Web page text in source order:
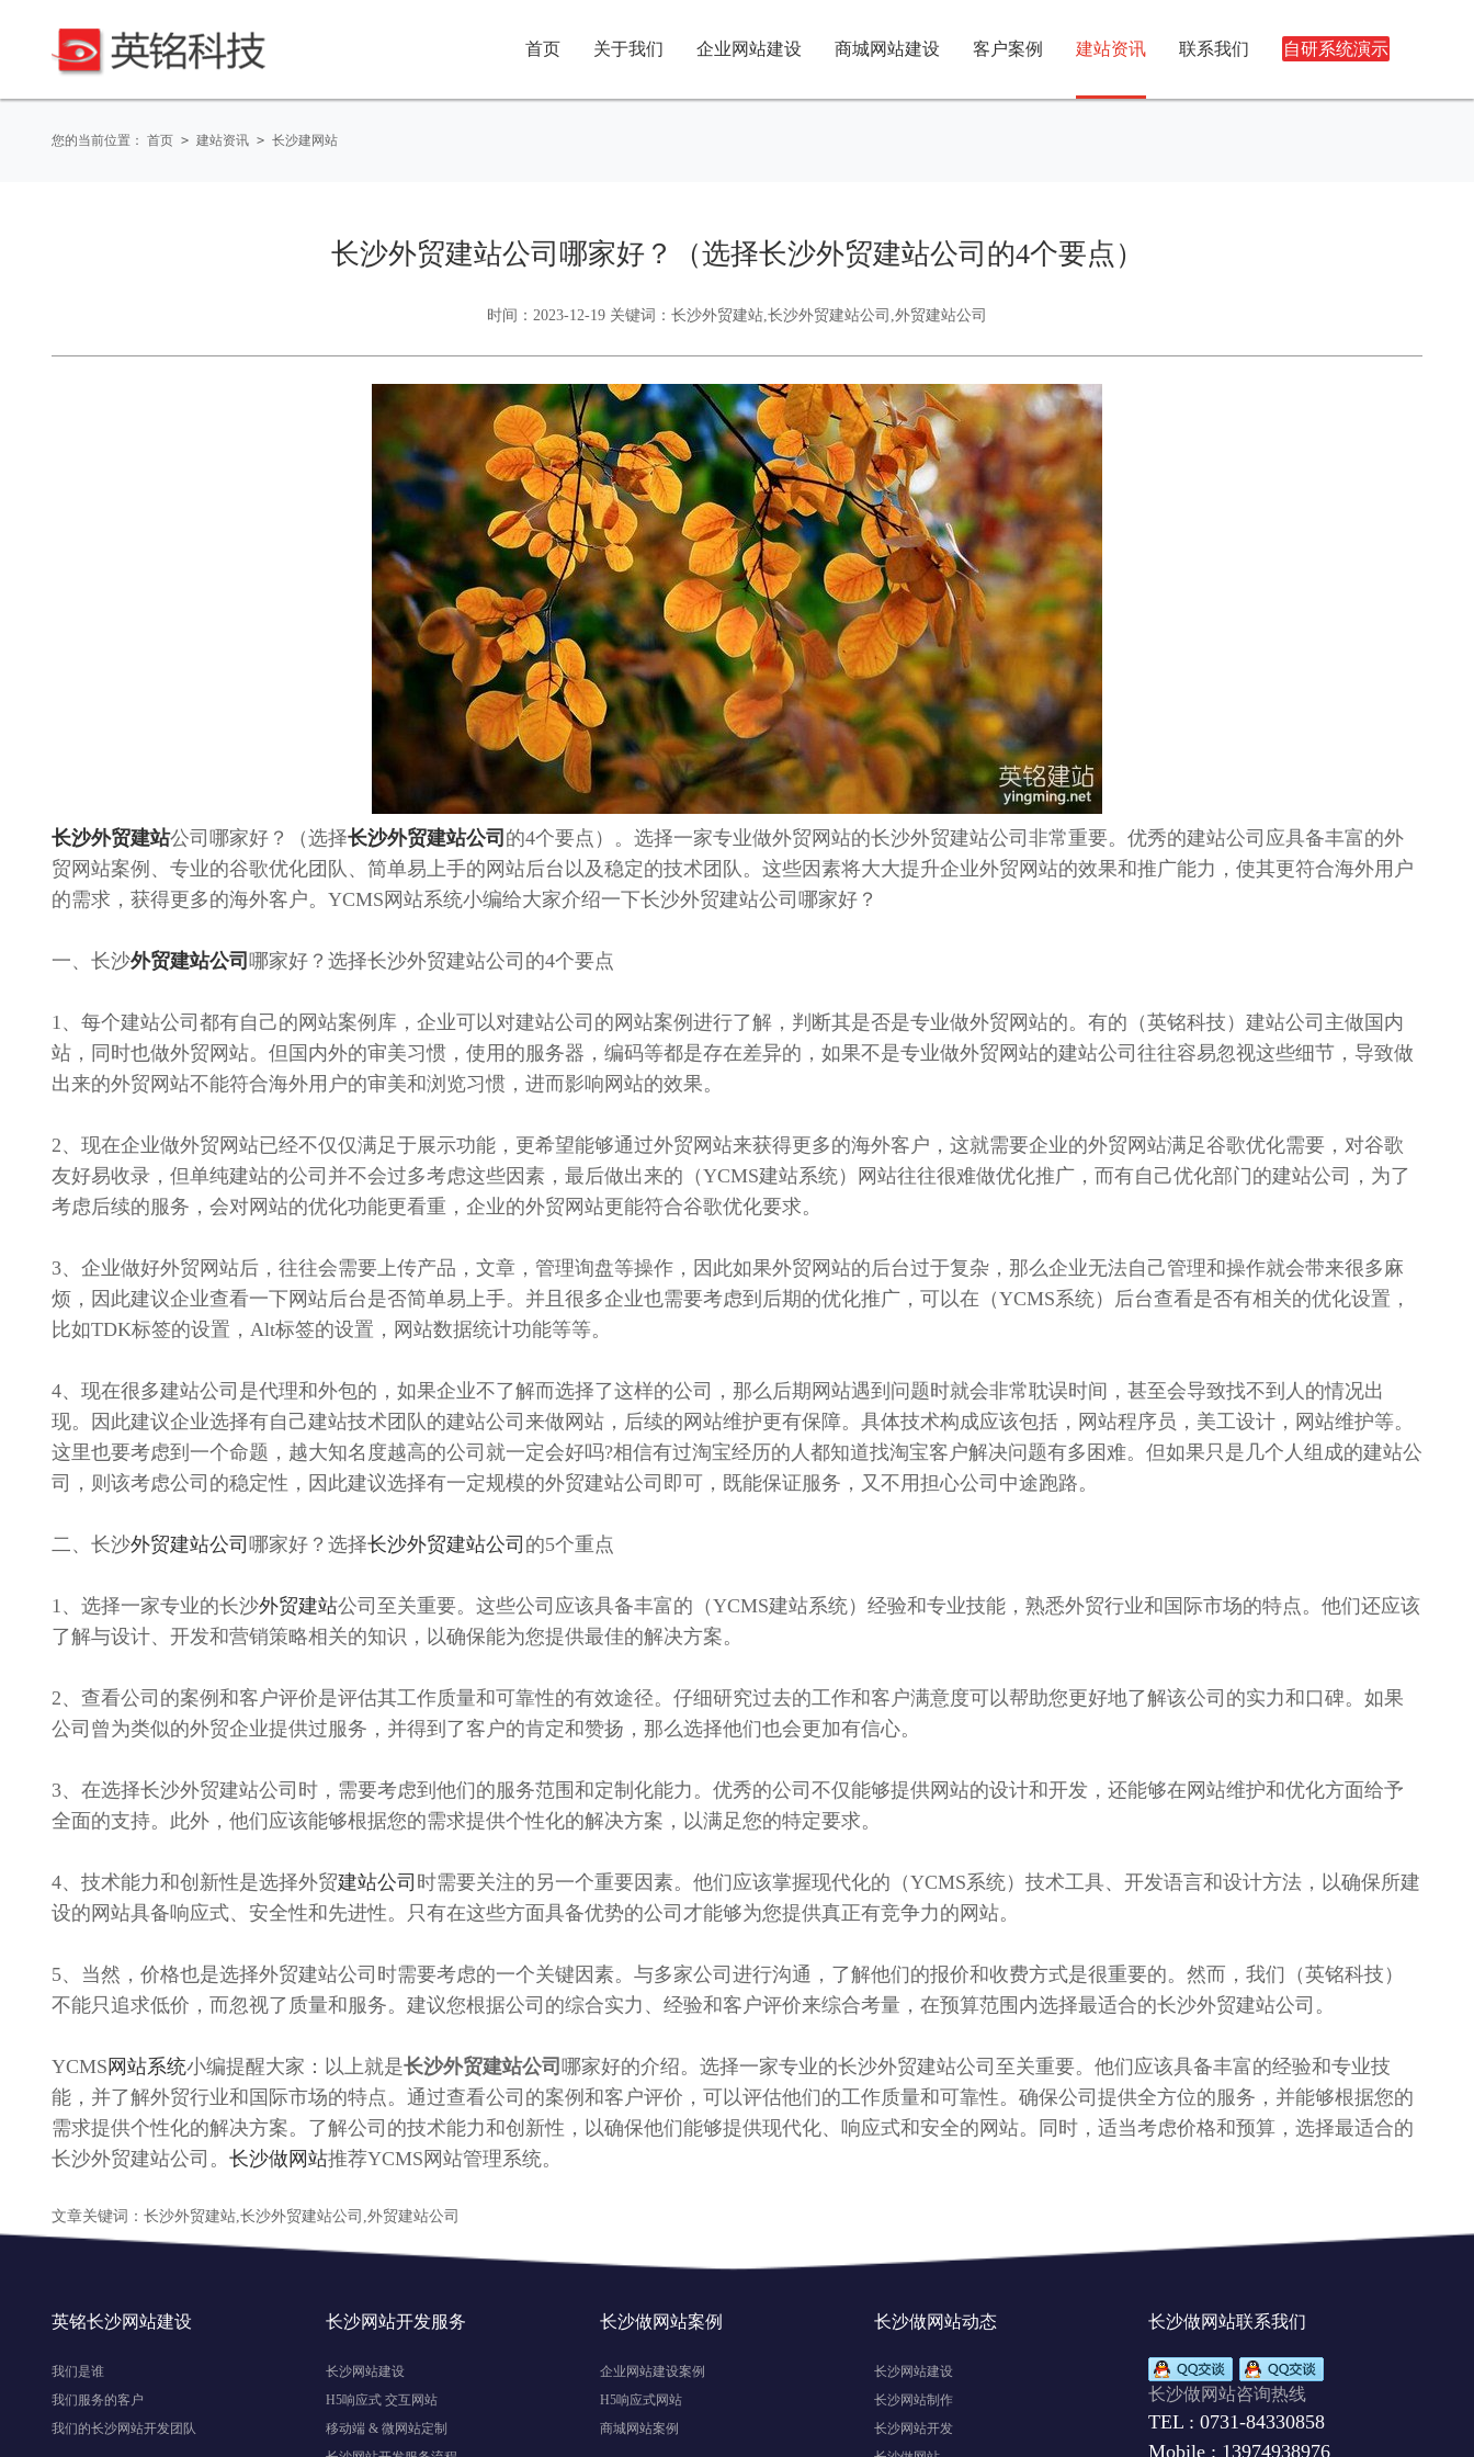
首页 关于我们 企业网站建设 商城网站建设 客户案例 建站资讯 联系我们 自研系统演示
您的当前位置： 首页 > 建站资讯 > 长沙建网站
长沙外贸建站公司哪家好？（选择长沙外贸建站公司的4个要点）
时间：2023-12-19 关键词：长沙外贸建站,长沙外贸建站公司,外贸建站公司
长沙外贸建站公司哪家好？（选择长沙外贸建站公司 的4个要点）。选择一家专业做外贸网站的长沙外贸建站公司非常重要。优秀的建站公司应具备丰富的外
贸网站案例、专业的谷歌优化团队、简单易上手的网站后台以及稳定的技术团队。这些因素将大大提升企业外贸网站的效果和推广能力，使其更符合海外用户
的需求，获得更多的海外客户。YCMS网站系统小编给大家介绍一下长沙外贸建站公司哪家好？
一、长沙外贸建站公司 哪家好？选择长沙外贸建站公司的4个要点
1、每个建站公司都有自己的网站案例库，企业可以对建站公司的网站案例进行了解，判断其是否是专业做外贸网站的。有的（英铭科技）建站公司主做国内
站，同时也做外贸网站。但国内外的审美习惯，使用的服务器，编码等都是存在差异的，如果不是专业做外贸网站的建站公司往往容易忽视这些细节，导致做
出来的外贸网站不能符合海外用户的审美和浏览习惯，进而影响网站的效果。
2、现在企业做外贸网站已经不仅仅满足于展示功能，更希望能够通过外贸网站来获得更多的海外客户，这就需要企业的外贸网站满足谷歌优化需要，对谷歌
友好易收录，但单纯建站的公司并不会过多考虑这些因素，最后做出来的（YCMS建站系统）网站往往很难做优化推广，而有自己优化部门的建站公司，为了
考虑后续的服务，会对网站的优化功能更看重，企业的外贸网站更能符合谷歌优化要求。
3、企业做好外贸网站后，往往会需要上传产品，文章，管理询盘等操作，因此如果外贸网站的后台过于复杂，那么企业无法自己管理和操作就会带来很多麻
烦，因此建议企业查看一下网站后台是否简单易上手。并且很多企业也需要考虑到后期的优化推广，可以在（YCMS系统）后台查看是否有相关的优化设置，
比如TDK标签的设置，Alt标签的设置，网站数据统计功能等等。
4、现在很多建站公司是代理和外包的，如果企业不了解而选择了这样的公司，那么后期网站遇到问题时就会非常耽误时间，甚至会导致找不到人的情况出
现。因此建议企业选择有自己建站技术团队的建站公司来做网站，后续的网站维护更有保障。具体技术构成应该包括，网站程序员，美工设计，网站维护等。
这里也要考虑到一个命题，越大知名度越高的公司就一定会好吗?相信有过淘宝经历的人都知道找淘宝客户解决问题有多困难。但如果只是几个人组成的建站公
司，则该考虑公司的稳定性，因此建议选择有一定规模的外贸建站公司即可，既能保证服务，又不用担心公司中途跑路。
二、长沙外贸建站公司 哪家好？选择长沙外贸建站公司 的5个重点
1、选择一家专业的长沙外贸建站公司至关重要。这些公司应该具备丰富的（YCMS建站系统）经验和专业技能，熟悉外贸行业和国际市场的特点。他们还应该
了解与设计、开发和营销策略相关的知识，以确保能为您提供最佳的解决方案。
2、查看公司的案例和客户评价是评估其工作质量和可靠性的有效途径。仔细研究过去的工作和客户满意度可以帮助您更好地了解该公司的实力和口碑。如果
公司曾为类似的外贸企业提供过服务，并得到了客户的肯定和赞扬，那么选择他们也会更加有信心。
3、在选择长沙外贸建站公司时，需要考虑到他们的服务范围和定制化能力。优秀的公司不仅能够提供网站的设计和开发，还能够在网站维护和优化方面给予
全面的支持。此外，他们应该能够根据您的需求提供个性化的解决方案，以满足您的特定要求。
4、技术能力和创新性是选择外贸建站公司 时需要关注的另一个重要因素。他们应该掌握现代化的（YCMS系统）技术工具、开发语言和设计方法，以确保所建
设的网站具备响应式、安全性和先进性。只有在这些方面具备优势的公司才能够为您提供真正有竞争力的网站。
5、当然，价格也是选择外贸建站公司时需要考虑的一个关键因素。与多家公司进行沟通，了解他们的报价和收费方式是很重要的。然而，我们（英铭科技）
不能只追求低价，而忽视了质量和服务。建议您根据公司的综合实力、经验和客户评价来综合考量，在预算范围内选择最适合的长沙外贸建站公司。
YCMS 网站系统小编提醒大家：以上就是长沙外贸建站公司 哪家好的介绍。选择一家专业的长沙外贸建站公司至关重要。他们应该具备丰富的经验和专业技
能，并了解外贸行业和国际市场的特点。通过查看公司的案例和客户评价，可以评估他们的工作质量和可靠性。确保公司提供全方位的服务，并能够根据您的
需求提供个性化的解决方案。了解公司的技术能力和创新性，以确保他们能够提供现代化、响应式和安全的网站。同时，适当考虑价格和预算，选择最适合的
长沙外贸建站公司。 长沙做网站推荐YCMS网站管理系统。
文章关键词：长沙外贸建站,长沙外贸建站公司,外贸建站公司
英铭长沙网站建设
我们是谁
我们服务的客户
我们的长沙网站开发团队
长沙网站开发服务
长沙网站建设
H5响应式 交互网站
移动端 & 微网站定制
长沙做网站案例
企业网站建设案例
H5响应式网站
商城网站案例
长沙做网站动态
长沙网站建设
长沙网站制作
长沙网站开发
长沙做网站联系我们
长沙做网站咨询热线
TEL : 0731-84330858
Mobile : 13974938976